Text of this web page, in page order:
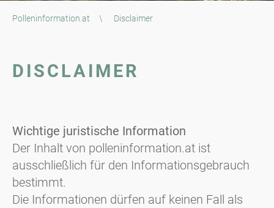
Polleninformation.at \ Disclaimer
DISCLAIMER
Wichtige juristische Information
Der Inhalt von polleninformation.at ist
ausschließlich für den Informationsgebrauch
bestimmt.
Die Informationen dürfen auf keinen Fall als